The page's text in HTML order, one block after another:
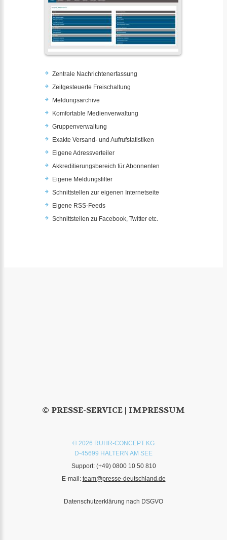
Zentrale Nachrichtenerfassung
Zeitgesteuerte Freischaltung
Meldungsarchive
Komfortable Medienverwaltung
Gruppenverwaltung
Exakte Versand- und Aufrufstatistiken
Eigene Adressverteiler
Akkreditierungsbereich für Abonnenten
Eigene Meldungsfilter
Schnittstellen zur eigenen Internetseite
Eigene RSS-Feeds
Schnittstellen zu Facebook, Twitter etc.
© PRESSE-SERVICE | IMPRESSUM
© 2026 RUHR-CONCEPT KG
D-45699 HALTERN AM SEE
Support: (+49) 0800 10 50 810
E-mail: team@presse-deutschland.de
Datenschutzerklärung nach DSGVO